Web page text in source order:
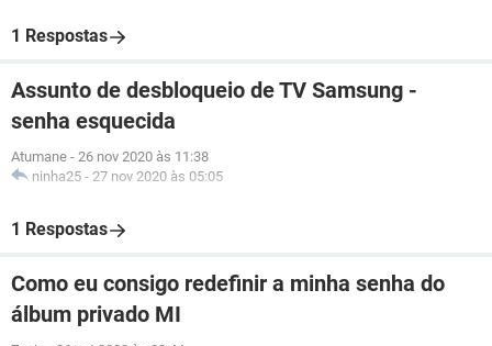
1 Respostas
Assunto de desbloqueio de TV Samsung -
senha esquecida
Atumane - 26 nov 2020 às 11:38
ninha25 - 27 nov 2020 às 05:05
1 Respostas
Como eu consigo redefinir a minha senha do
álbum privado MI